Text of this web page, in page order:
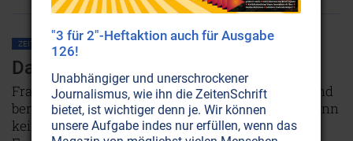
ZEITENSCHRIFT NR. 19, S.60
Das Leiden der Frauen
Frauen werden heute immer noch geschunden und
benachteiligt. Doch laut Lao und Walter Russell kann
kein Land der Erde prosperieren, solange es die
"3 für 2"-Heftaktion auch für Ausgabe
126!
Unabhängiger und unerschrockener
Journalismus, wie ihn die ZeitenSchrift
bietet, ist wichtiger denn je. Wir können
unsere Aufgabe indes nur erfüllen, wenn das